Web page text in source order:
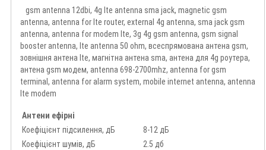
gsm antenna 12dbi, 4g lte antenna sma jack, magnetic gsm
antenna, antenna for lte router, external 4g antenna, sma jack gsm
antenna, antenna for modem lte, 3g 4g gsm antenna, gsm signal
booster antenna, lte antenna 50 ohm, всеспрямована антена gsm,
зовнішня антена lte, магнітна антена sma, антена для 4g роутера,
антена gsm модем, antenna 698-2700mhz, antenna for gsm
terminal, antenna for alarm system, mobile internet antenna, antenna
lte modem
Антени ефірні
Коефіцієнт підсилення, дБ
8-12 дБ
Коефіцієнт шумів, дБ
2.5 дб